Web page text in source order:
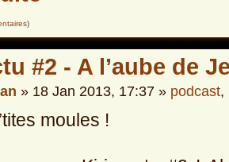
)
#2 - A l’aube de
» 18 Jan 2013, 17:37 » podcast,
moules !